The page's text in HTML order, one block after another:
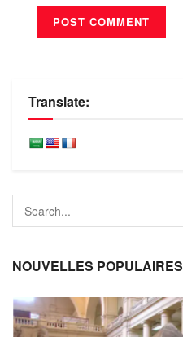
Translate:
NOUVELLES POPULAIRES